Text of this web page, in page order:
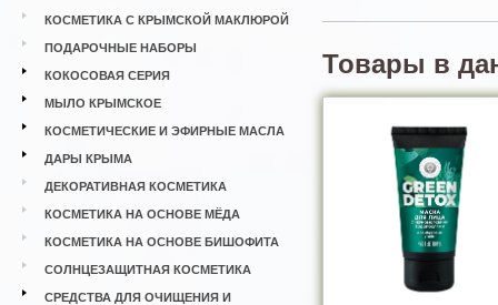
КОСМЕТИКА С КРЫМСКОЙ МАКЛЮРОЙ
ПОДАРОЧНЫЕ НАБОРЫ
КОКОСОВАЯ СЕРИЯ
МЫЛО КРЫМСКОЕ
КОСМЕТИЧЕСКИЕ И ЭФИРНЫЕ МАСЛА
ДАРЫ КРЫМА
ДЕКОРАТИВНАЯ КОСМЕТИКА
КОСМЕТИКА НА ОСНОВЕ МЁДА
КОСМЕТИКА НА ОСНОВЕ БИШОФИТА
СОЛНЦЕЗАЩИТНАЯ КОСМЕТИКА
СРЕДСТВА ДЛЯ ОЧИЩЕНИЯ И
Товары в